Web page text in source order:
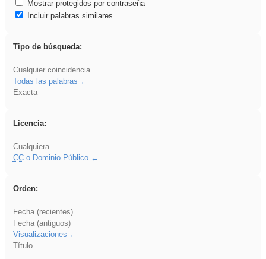
Mostrar protegidos por contraseña
Incluir palabras similares
Tipo de búsqueda:
Cualquier coincidencia
Todas las palabras
Exacta
Licencia:
Cualquiera
CCo Dominio Público
Orden:
Fecha (recientes)
Fecha (antiguos)
Visualizaciones
Título